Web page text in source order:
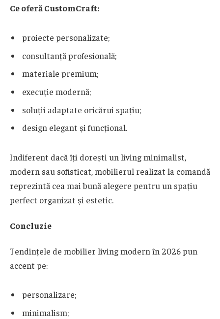
Ce oferă CustomCraft:
proiecte personalizate;
consultanță profesională;
materiale premium;
execuție modernă;
soluții adaptate oricărui spațiu;
design elegant și funcțional.
Indiferent dacă îți dorești un living minimalist,
modern sau sofisticat, mobilierul realizat la comandă
reprezintă cea mai bună alegere pentru un spațiu
perfect organizat și estetic.
Concluzie
Tendințele de mobilier living modern în 2026 pun
accent pe:
personalizare;
minimalism;